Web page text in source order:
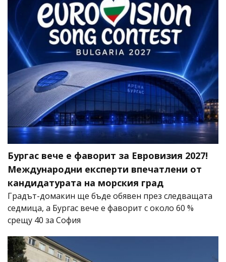
Бургас вече е фаворит за Евровизия 2027!
Международни експерти впечатлени от
кандидатурата на морския град
Градът-домакин ще бъде обявен през следващата
седмица, а Бургас вече е фаворит с около 60 %
срещу 40 за София